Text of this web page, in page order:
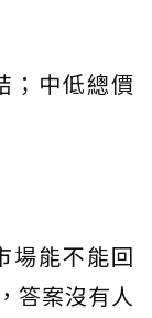
；中低總價
場能不能回
答案沒有人